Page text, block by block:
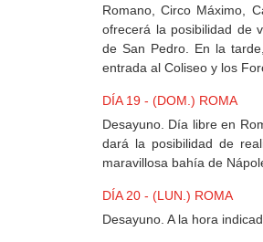
Romano, Circo Máximo,
ofrecerá la posibilidad de
de San Pedro. En la
entrada al Coliseo y los
DÍA 19 - (DOM.) ROMA
Desayuno. Día libre en
dará la posibilidad de
maravillosa bahía de
DÍA 20 - (LUN.) ROMA
Desayuno. A la hora